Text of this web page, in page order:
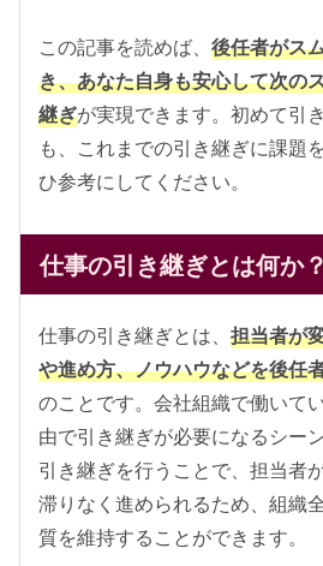
この記事を読めば、 後任者がス
き、あなた自身も安心して次の
継ぎが実現できます。初めて引
も、これまでの引き継ぎに課題
ひ参考にしてください。
仕事の引き継ぎとは何か
仕事の引き継ぎとは、 担当者が
や進め方、ノウハウなどを後任
のことです。会社組織で働いて
由で引き継ぎが必要になるシー
引き継ぎを行うことで、担当者
滞りなく進められるため、組織
質を維持することができます。